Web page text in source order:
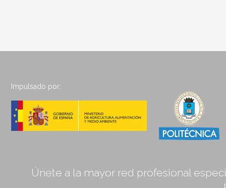
Impulsado por:
Únete a la mayor red profesional